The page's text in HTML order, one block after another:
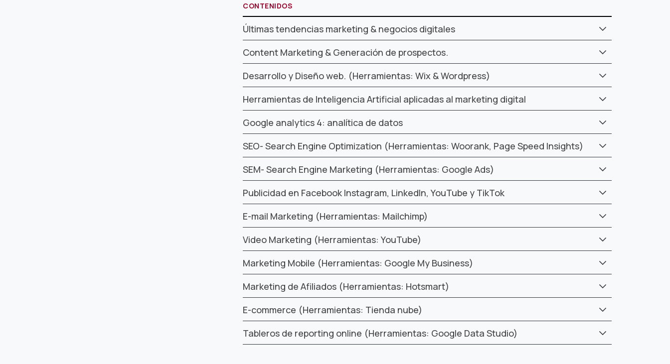
CONTENIDOS
Últimas tendencias marketing & negocios digitales
Content Marketing & Generación de prospectos.
Desarrollo y Diseño web. (Herramientas: Wix & Wordpress)
Herramientas de Inteligencia Artificial aplicadas al marketing digital
Google analytics 4: analítica de datos
SEO- Search Engine Optimization (Herramientas: Woorank, Page Speed Insights)
SEM- Search Engine Marketing (Herramientas: Google Ads)
Publicidad en Facebook Instagram, LinkedIn, YouTube y TikTok
E-mail Marketing (Herramientas: Mailchimp)
Video Marketing (Herramientas: YouTube)
Marketing Mobile (Herramientas: Google My Business)
Marketing de Afiliados (Herramientas: Hotsmart)
E-commerce (Herramientas: Tienda nube)
Tableros de reporting online (Herramientas: Google Data Studio)